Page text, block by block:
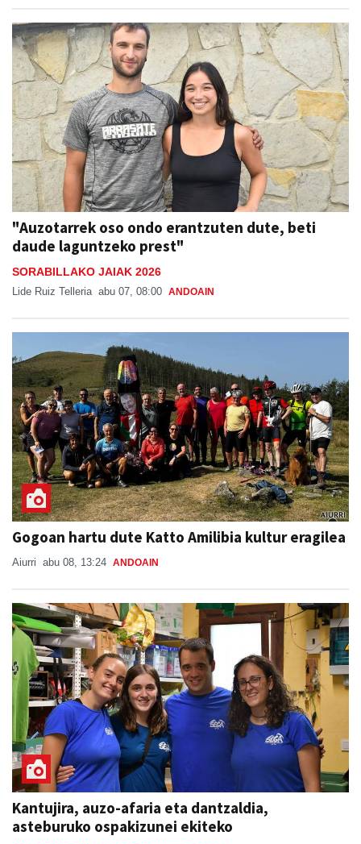
"Auzotarrek oso ondo erantzuten dute, beti
daude laguntzeko prest"
SORABILLAKO JAIAK 2026
Lide Ruiz Telleria abu 07, 08:00 ANDOAIN
Gogoan hartu dute Katto Amilibia kultur eragilea
Aiurri abu 08, 13:24 ANDOAIN
Kantujira, auzo-afaria eta dantzaldia,
asteburuko ospakizunei ekiteko